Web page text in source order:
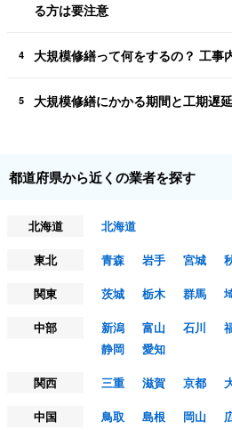
る方は要注意
4 大規模修繕って何をするの？ 工事
5 大規模修繕にかかる期間と工期遅
都道府県から近くの業者を探す
北海道
北海道
東北
青森 岩手 宮城
関東
茨城 栃木 群馬
中部
新潟 富山 石川
静岡
愛知
関西
三重 滋賀 京都
中国
鳥取 島根 岡山